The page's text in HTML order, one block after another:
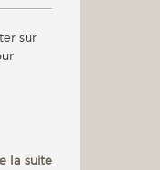
sur
la suite